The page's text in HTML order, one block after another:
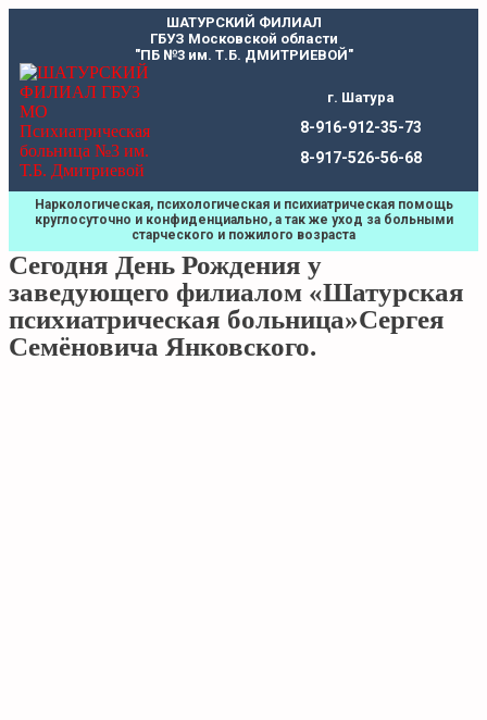
ШАТУРСКИЙ ФИЛИАЛ
ГБУЗ Московской области
"ПБ №3 им. Т.Б. ДМИТРИЕВОЙ"
г. Шатура
8-916-912-35-73
8-917-526-56-68
Наркологическая, психологическая и психиатрическая помощь
круглосуточно и конфиденциально, а так же уход за больными
старческого и пожилого возраста
Сегодня День Рождения у
заведующего филиалом «Шатурская
психиатрическая больница»Сергея
Семёновича Янковского.